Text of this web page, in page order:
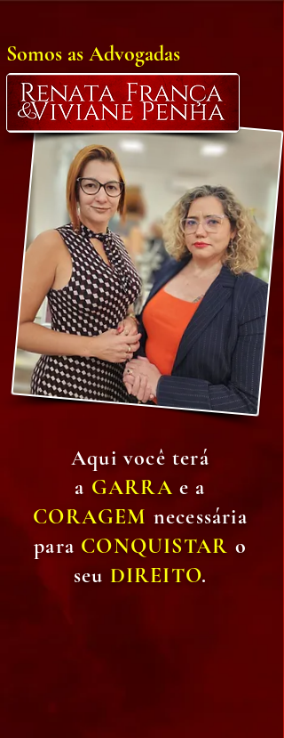
Somos as Advogadas
Aqui você terá
a GARRA e a
CORAGEM necessária
para CONQUISTAR o
seu DIREITO.